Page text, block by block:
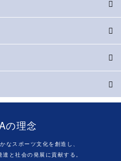
の理念
なスポーツ文化を創造し、
と社会の発展に貢献する。